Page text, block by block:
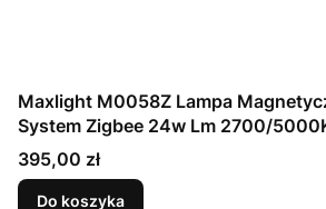
Maxlight M0058Z Lampa
System Zigbee 24w Lm 2700/
Cena
395,00 zł
Do koszyka